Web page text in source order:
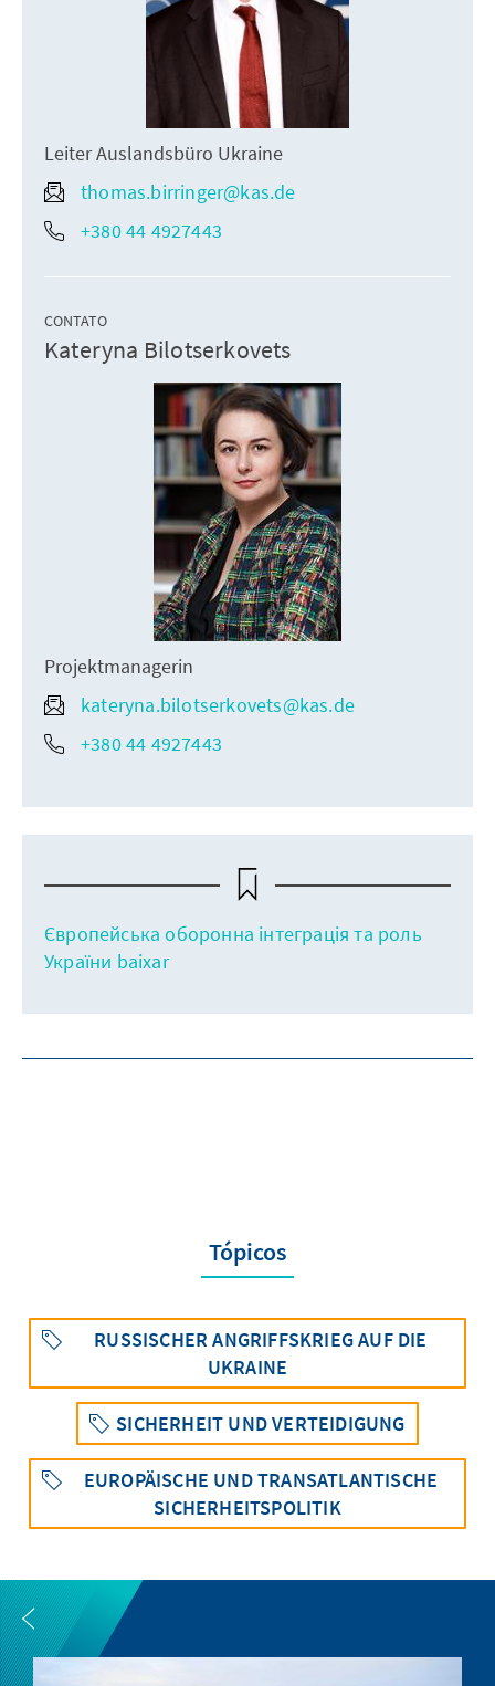
Leiter Auslandsbüro Ukraine
thomas.birringer@kas.de
+380 44 4927443
CONTATO
Kateryna Bilotserkovets
Projektmanagerin
kateryna.bilotserkovets@kas.de
+380 44 4927443
Європейська оборонна інтеграція та роль
України baixar
Tópicos
RUSSISCHER ANGRIFFSKRIEG AUF DIE
UKRAINE
SICHERHEIT UND VERTEIDIGUNG
EUROPÄISCHE UND TRANSATLANTISCHE
SICHERHEITSPOLITIK